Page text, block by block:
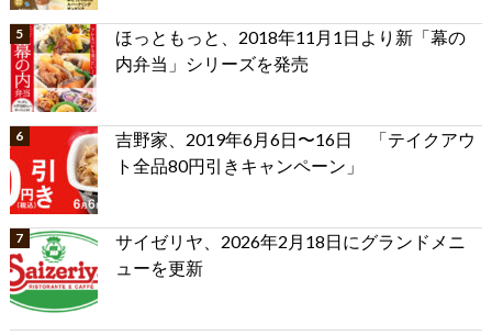
ほっともっと、2018年11月1日より新「幕の
内弁当」シリーズを発売
吉野家、2019年6月6日〜16日 「テイクアウ
ト全品80円引きキャンペーン」
サイゼリヤ、2026年2月18日にグランドメニ
ューを更新